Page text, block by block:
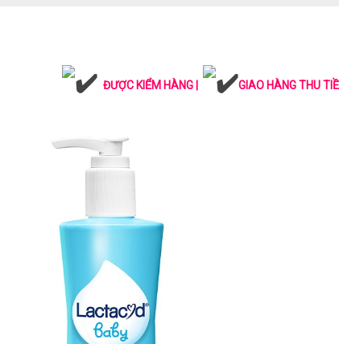
ĐƯỢC KIỂM HÀNG | GIAO HÀNG THU